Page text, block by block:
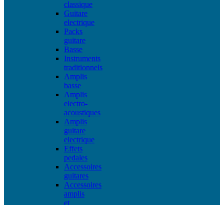
classique
Guitare
electrique
Packs
guitare
Basse
Instruments
traditionnels
Amplis
basse
Amplis
electro-
acoustiques
Amplis
guitare
electrique
Effets
pedales
Accessoires
guitares
Accessoires
amplis
et